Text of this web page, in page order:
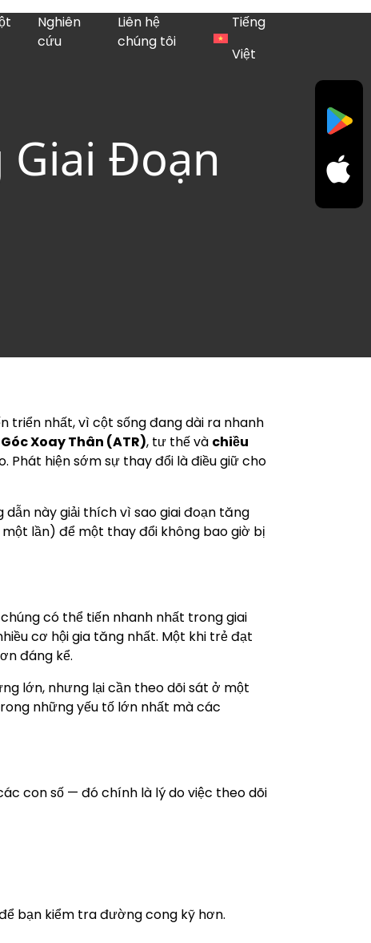
Nghiên
cứu
Liên hệ
chúng tôi
Tiếng
Việt
Giai Đoạn
triển nhất, vì cột sống đang dài ra nhanh
Góc Xoay Thân (ATR), tư thế và chiều
Phát hiện sớm sự thay đổi là điều giữ cho
này giải thích vì sao giai đoạn tăng
lần) để một thay đổi không bao giờ bị
có thể tiến nhanh nhất trong giai
cơ hội gia tăng nhất. Một khi trẻ đạt
đáng kể.
lớn, nhưng lại cần theo dõi sát ở một
những yếu tố lớn nhất mà các
con số — đó chính là lý do việc theo dõi
bạn kiểm tra đường cong kỹ hơn.